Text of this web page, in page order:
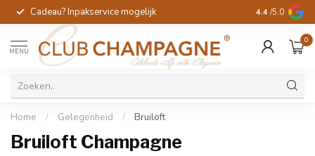
Cadeau? Inpakservice mogelijk Gratis
4.4 /5.0
MENU
0
Home / Gelegenheid / Bruiloft
Bruiloft Champagne